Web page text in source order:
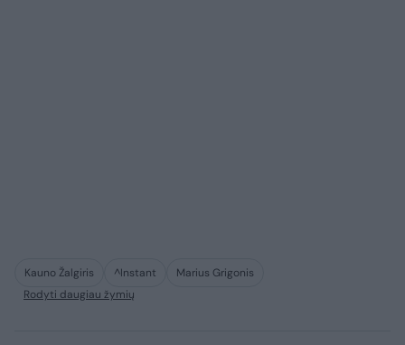
Kauno Žalgiris ^Instant
Marius Grigonis
Rodyti daugiau žymių